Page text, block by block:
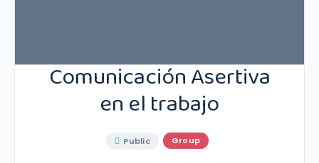
Comunicación Asertiva
en el trabajo
Public Group